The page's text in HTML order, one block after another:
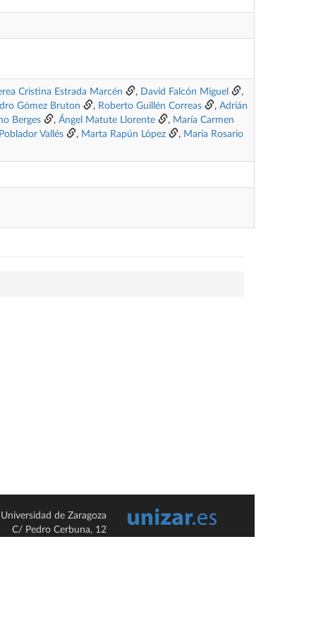
Cristina Estrada Marcén , David Falcón Miguel
,
Gómez Bruton , Roberto Guillén Correas , Adrián
Berges , Ángel Matute Llorente , María Carmen
Vallés , Marta Rapún López , María Rosario
Universidad de Zaragoza
C/ Pedro Cerbuna, 12